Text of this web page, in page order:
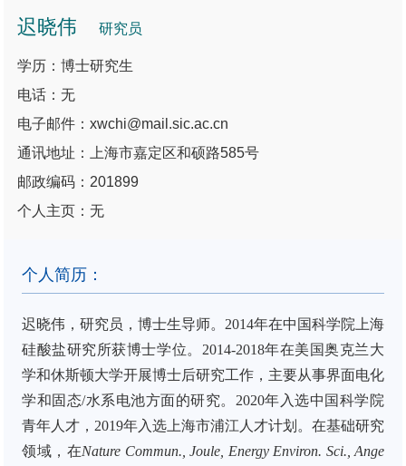
迟晓伟 研究员
学历：博士研究生
电话：无
电子邮件：xwchi@mail.sic.ac.cn
通讯地址：上海市嘉定区和硕路585号
邮政编码：201899
个人主页：无
个人简历：
迟晓伟，研究员，博士生导师。 2014年在中国科学院上海
硅酸盐研究所获博士学位。 2014-2018年在美国奥克兰大
学和休斯顿大学开展博士后研究工作，主要从事界面电化
学和固态/水系电池方面的研究。 2020年入选中国科学院
青年人才， 2019年入选上海市浦江人才计划。在基础研究
领域，在Nature Commun., Joule, Energy Environ. Sci., Ange